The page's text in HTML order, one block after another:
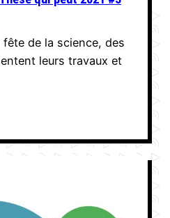
de la science, des
leurs travaux et